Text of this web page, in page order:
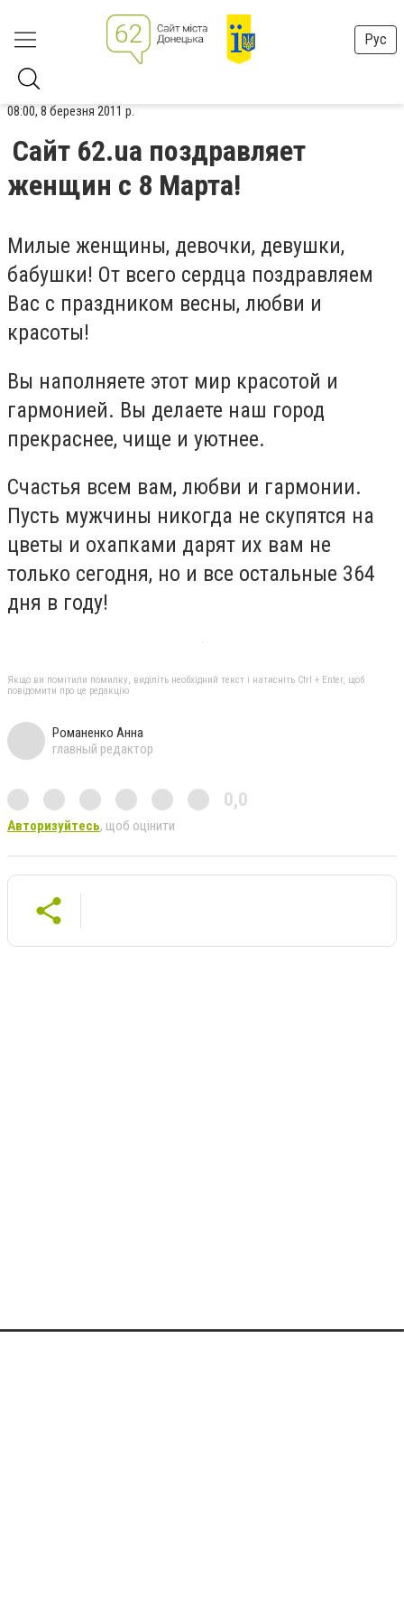
Рус
08:00, 8 березня 2011 р.
Сайт 62.ua поздравляет
женщин с 8 Марта!
Милые женщины, девочки, девушки,
бабушки! От всего сердца поздравляем
Вас с праздником весны, любви и
красоты!
Вы наполняете этот мир красотой и
гармонией. Вы делаете наш город
прекраснее, чище и уютнее.
Счастья всем вам, любви и гармонии.
Пусть мужчины никогда не скупятся на
цветы и охапками дарят их вам не
только сегодня, но и все остальные 364
дня в году!
Якщо ви помітили помилку, виділіть необхідний текст і натисніть Ctrl + Enter, щоб
повідомити про це редакцію
Романенко Анна
главный редактор
0,0
Авторизуйтесь, щоб оцінити